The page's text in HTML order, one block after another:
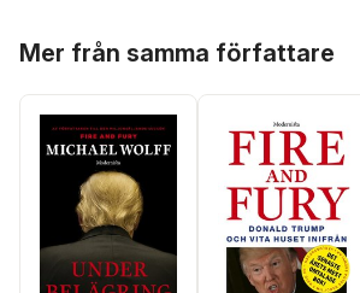
Mer från samma författare